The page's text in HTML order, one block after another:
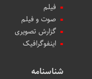
فیلم
صوت و فیلم
گزارش تصویری
اینفوگرافیک
شناسنامه